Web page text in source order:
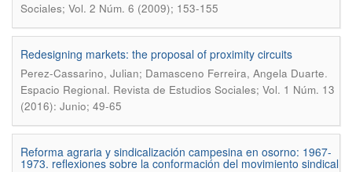
Sociales; Vol. 2 Núm. 6 (2009); 153-155
Redesigning markets: the proposal of proximity circuits
Perez-Cassarino, Julian; Damasceno Ferreira, Angela Duarte.
Espacio Regional. Revista de Estudios Sociales; Vol. 1 Núm. 13
(2016): Junio; 49-65
Reforma agraria y sindicalización campesina en osorno: 1967-
1973. reflexiones sobre la conformación del movimiento sindical